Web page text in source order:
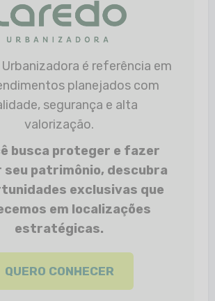
planejados com
segurança e alta
valorização.
busca proteger e fazer
seu patrimônio, descubra
exclusivas que
em localizações
estratégicas.
QUERO CONHECER